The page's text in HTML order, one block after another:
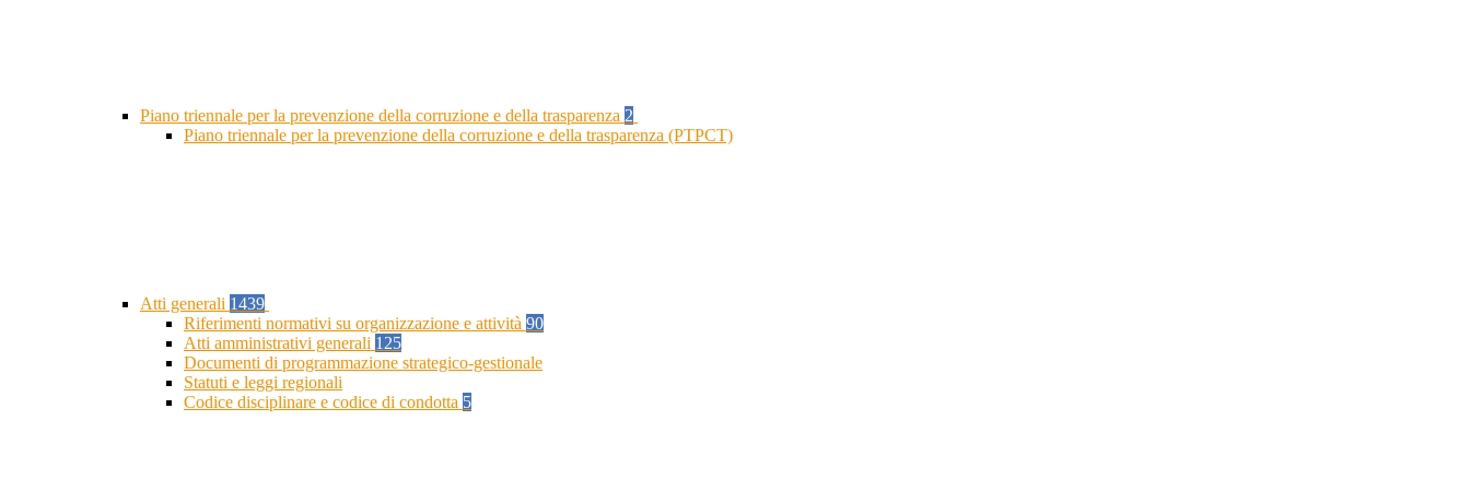
Piano triennale per la prevenzione della corruzione e della trasparenza 2
Piano triennale per la prevenzione della corruzione e della trasparenza (PTPCT)
Atti generali 1439
Riferimenti normativi su organizzazione e attività 90
Atti amministrativi generali 125
Documenti di programmazione strategico-gestionale
Statuti e leggi regionali
Codice disciplinare e codice di condotta 5